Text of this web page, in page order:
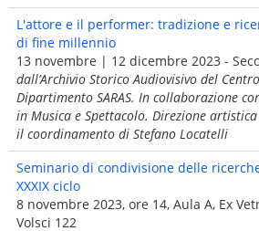
L'attore e il performer: tradizione e
di fine millennio
13 novembre | 12 dicembre 2023 -
dall’Archivio Storico Audiovisivo del
Dipartimento SARAS. In collaborazione
in Musica e Spettacolo. Direzione
il coordinamento di Stefano Locatelli
Seminario di condivisione delle
XXXIX ciclo
8 novembre 2023, ore 14, Aula A, Ex
Volsci 122